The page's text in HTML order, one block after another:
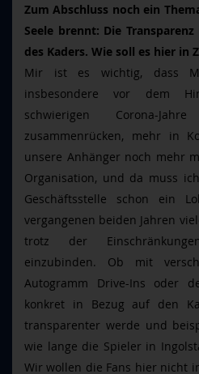
Zum Abschluss noch ein
Seele brennt: Die
des Kaders. Wie soll es hier in
Mir ist es wichtig, dass
insbesondere vor dem
schwierigen Corona-
zusammenrücken, mehr in
unsere Anhänger noch mehr
Organisation, und da muss
Geschäftsstelle schon ein
vergangenen beiden Jahren
trotz der
einzubinden. Ob mit
Autogramm Drive-Ins oder
konkret in Bezug auf den
transparenter werde und
wie lange die Spieler in
Wir wollen die Fans hier nicht